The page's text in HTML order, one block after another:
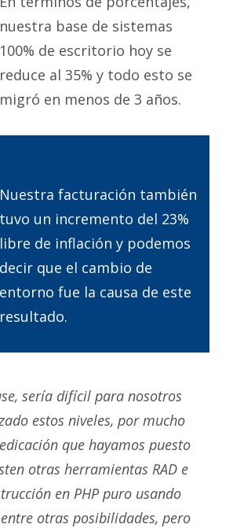
nuestra base de sistemas
100% de escritorio hoy se
reduce al 35% y todo esto se
migró en menos de 3 años.
Nuestra facturación también
tuvo un incremento del 23%
libre de inflación y podemos
decir que el cambio de
entorno fue la causa de este
resultado.
sería difícil para nosotros
estos niveles, por mucho
que hayamos puesto
otras herramientas RAD e
en PHP puro usando
entre otras posibilidades, pero